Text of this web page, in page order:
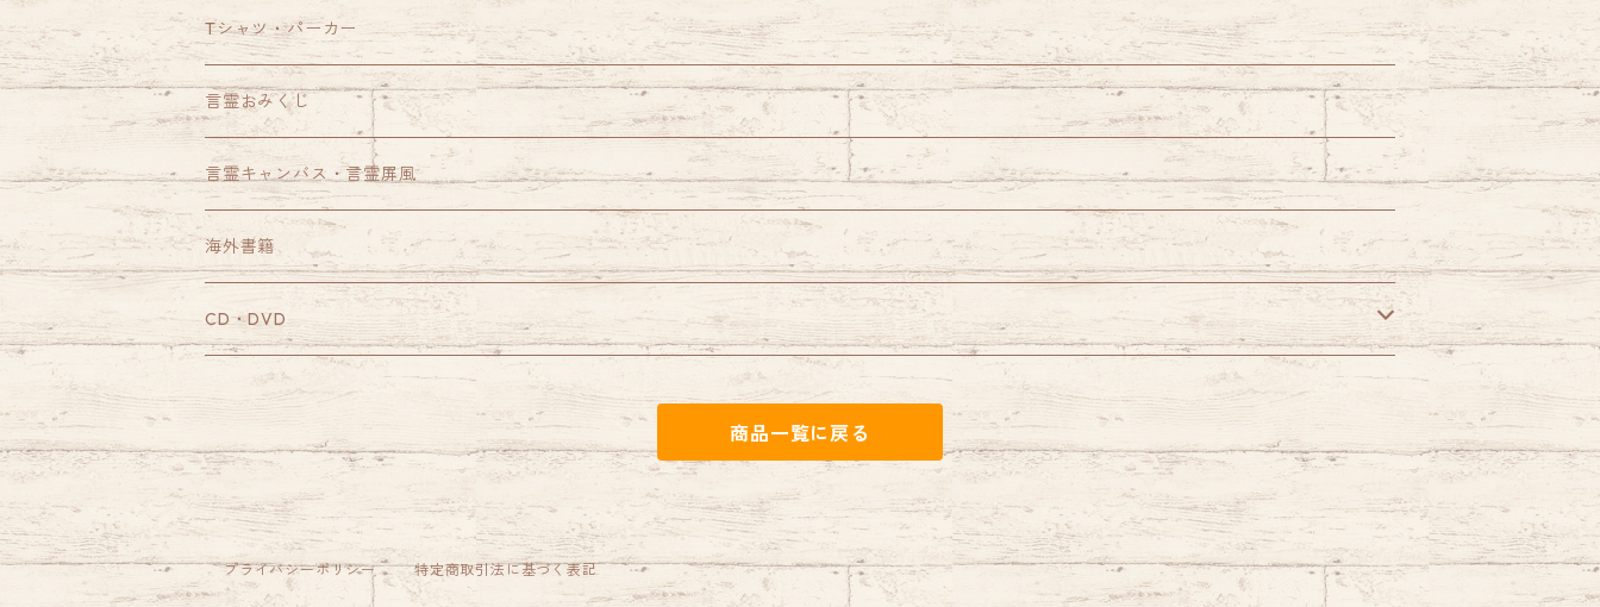
Tシャツ・パーカー
言霊おみくじ
言霊キャンバス・言霊屏風
海外書籍
CD・DVD
DVD
商品一覧に戻る
プライバシーポリシー 特定商取引法に基づく表記